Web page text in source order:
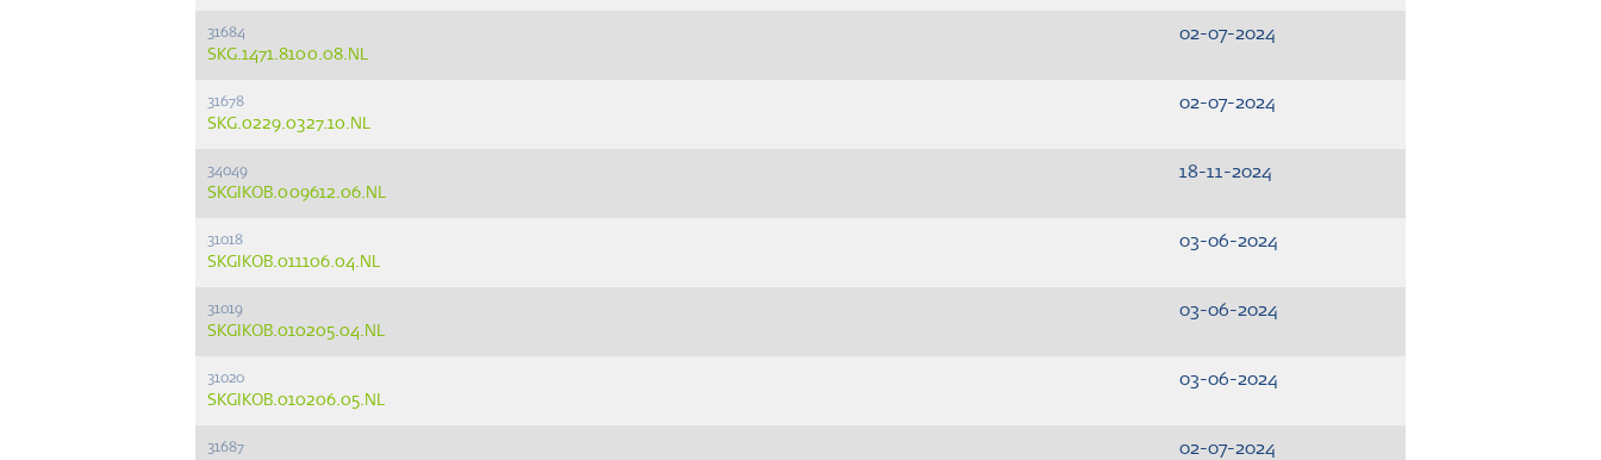
31684
SKG.1471.8100.08.NL
02-07-2024
31678
SKG.0229.0327.10.NL
02-07-2024
34049
SKGIKOB.009612.06.NL
18-11-2024
31018
SKGIKOB.011106.04.NL
03-06-2024
31019
SKGIKOB.010205.04.NL
03-06-2024
31020
SKGIKOB.010206.05.NL
03-06-2024
31687 02-07-2024